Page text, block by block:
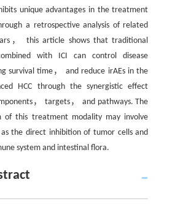
unique advantages in the treatment
a retrospective analysis of related
， this article shows that traditional
with ICI can control disease
survival time， and reduce irAEs in the
HCC through the synergistic effect
， targets， and pathways. The
of this treatment modality may involve
as the direct inhibition of tumor cells and
system and intestinal flora.